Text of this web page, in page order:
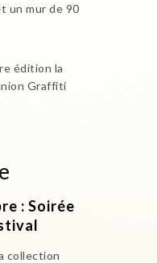
un mur de 90
édition la
Graffiti
: Soirée
collection